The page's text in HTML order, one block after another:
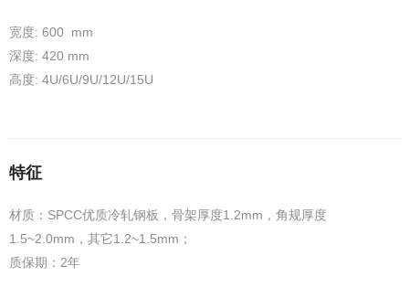
宽度: 600 mm
深度: 420 mm
高度: 4U/6U/9U/12U/15U
特征
材质：SPCC优质冷轧钢板，骨架厚度1.2mm，角规厚度
1.5~2.0mm，其它1.2~1.5mm；
质保期：2年